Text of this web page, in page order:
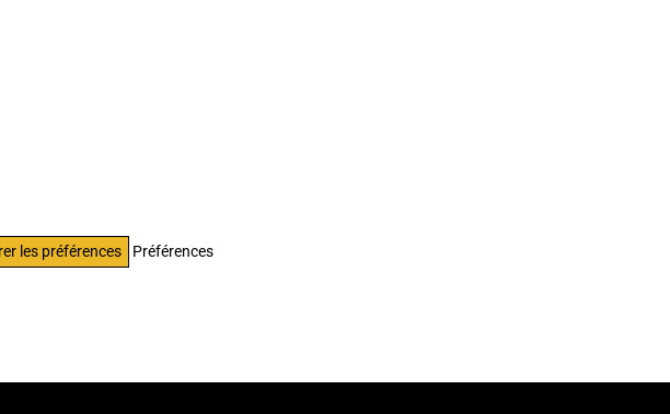
les préférences Préférences